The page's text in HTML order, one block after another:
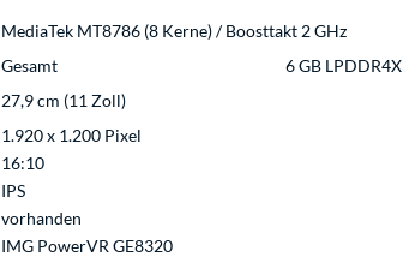
MediaTek MT8786 (8 Kerne) / Boosttakt 2 GHz
Gesamt
6 GB LPDDR4X
27,9 cm (11 Zoll)
1.920 x 1.200 Pixel
16:10
IPS
vorhanden
IMG PowerVR GE8320